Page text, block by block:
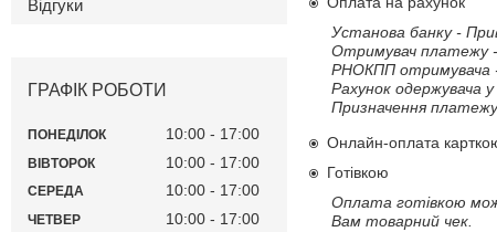
Установа банку -
Отримувач
РНОКПП отримувача
Рахунок одержувача
Призначення
Онлайн-оплата
Готівкою
Оплата готівкою
Вам товарний чек.
Відгуки
ГРАФІК РОБОТИ
ПОНЕДІЛОК 10:00 17:00
ВІВТОРОК 10:00 17:00
СЕРЕДА 10:00 17:00
ЧЕТВЕР 10:00 17:00